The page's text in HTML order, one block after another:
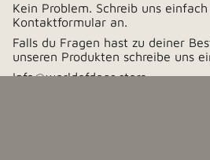
Kein Problem. Schreib uns
Kontaktformular an.
Falls du Fragen hast zu deiner
unseren Produkten schreibe uns
Info@worldofdogs.store